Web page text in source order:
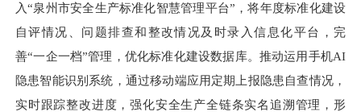
入“泉州市安全生产标准化智慧管理平台”，将年度标准化建设
自评情况、问题排查和整改情况及时录入信息化平台，完
善“一企一档”管理，优化标准化建设数据库。推动运用手机AI
隐患智能识别系统，通过移动端应用定期上报隐患自查情况，
实时跟踪整改进度，强化安全生产全链条实名追溯管理，形